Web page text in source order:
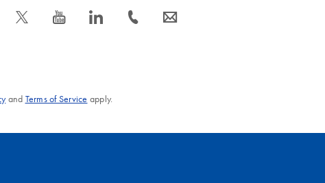
icon_0340_cc_gen_x-s icon_0077_youtube-s icon_0066_linkedin-s icon_0072_phone-s icon_0063_envelope-s
and Terms of Service apply.